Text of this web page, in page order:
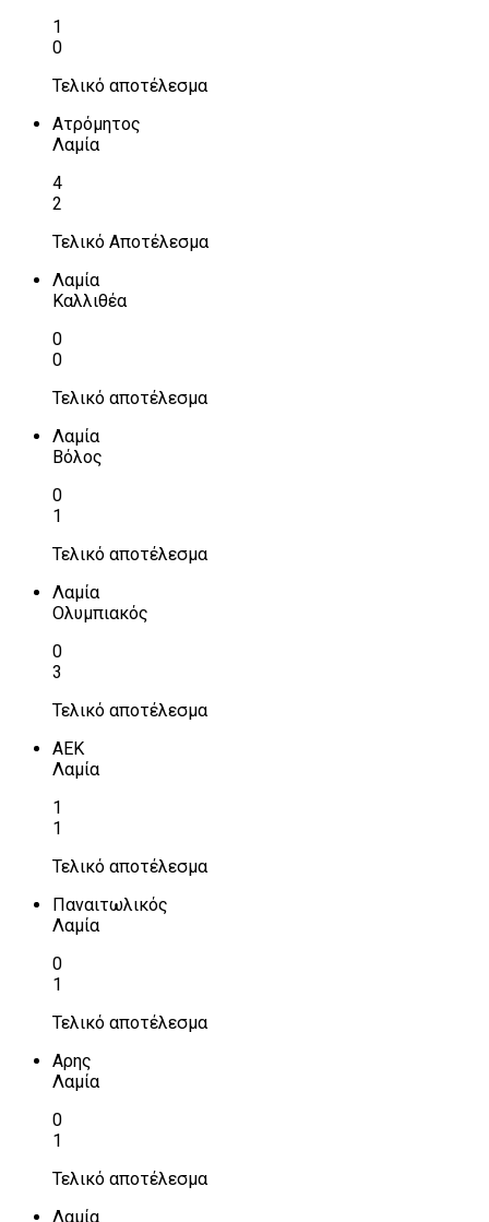
1
0
Τελικό αποτέλεσμα
Ατρόμητος
Λαμία
4
2
Τελικό Αποτέλεσμα
Λαμία
Καλλιθέα
0
0
Τελικό αποτέλεσμα
Λαμία
Βόλος
0
1
Τελικό αποτέλεσμα
Λαμία
Ολυμπιακός
0
3
Τελικό αποτέλεσμα
ΑΕΚ
Λαμία
1
1
Τελικό αποτέλεσμα
Παναιτωλικός
Λαμία
0
1
Τελικό αποτέλεσμα
Αρης
Λαμία
0
1
Τελικό αποτέλεσμα
Λαμία